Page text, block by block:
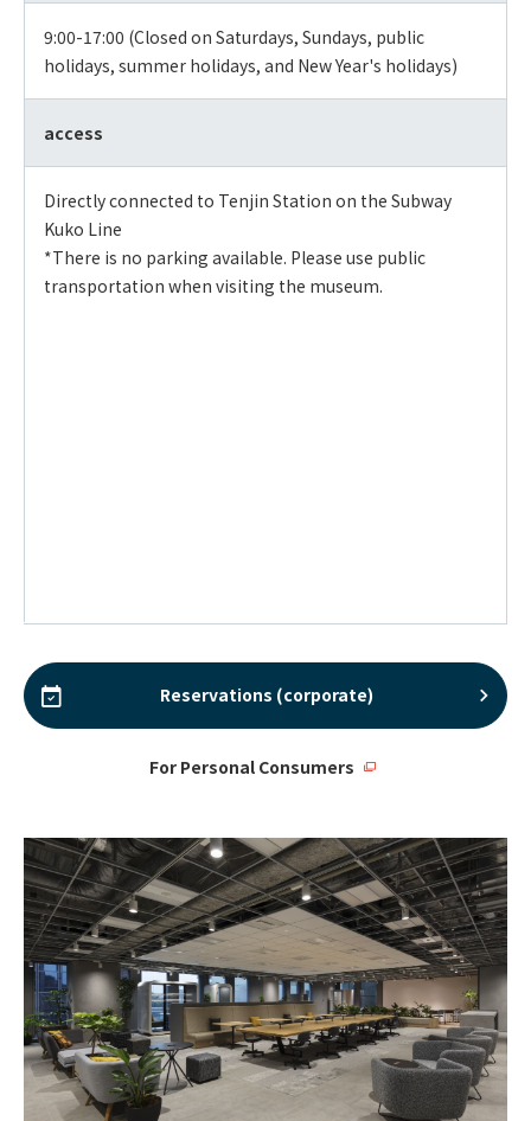
9:00-17:00 (Closed on Saturdays, Sundays, public
holidays, summer holidays, and New Year's holidays)
access
Directly connected to Tenjin Station on the Subway
Kuko Line
*There is no parking available. Please use public
transportation when visiting the museum.
Reservations (corporate)
For Personal Consumers